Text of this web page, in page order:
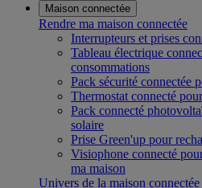
Maison connectée
Rendre ma maison connectée
Interrupteurs et prises
Tableau électrique
consommations
Pack sécurité connectée
Thermostat connecté
Pack connecté
solaire
Prise Green'up pour
Visiophone connecté
ma maison
Univers de la maison connectée